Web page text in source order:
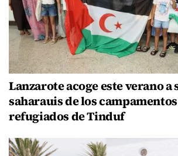
Lanzarote acoge este verano a
saharauis de los
refugiados de Tinduf